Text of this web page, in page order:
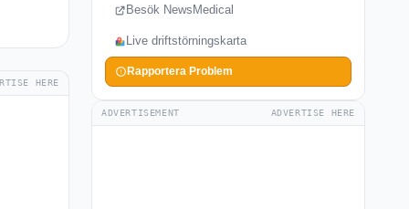
HERE
Besök NewsMedical
Live driftstörningskarta
Rapportera Problem
ADVERTISEMENT ADVERTISE HERE